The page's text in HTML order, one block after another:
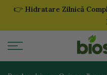
Sari
👉 Hidratare Zilnică